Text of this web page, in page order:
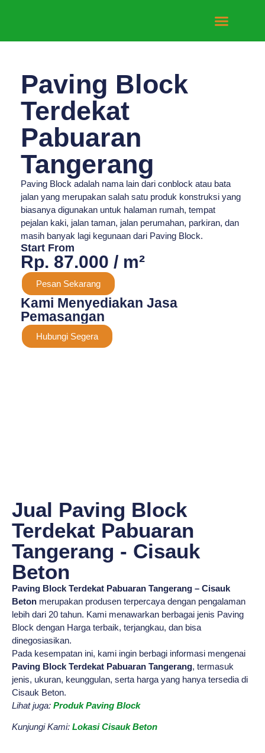
Paving Block
Terdekat
Pabuaran
Tangerang
Paving Block adalah nama lain dari conblock atau bata
jalan yang merupakan salah satu produk konstruksi yang
biasanya digunakan untuk halaman rumah, tempat
pejalan kaki, jalan taman, jalan perumahan, parkiran, dan
masih banyak lagi kegunaan dari Paving Block.
Start From
Rp. 87.000 / m²
Pesan Sekarang
Kami Menyediakan Jasa
Pemasangan
Hubungi Segera
Jual Paving Block
Terdekat Pabuaran
Tangerang - Cisauk
Beton
Paving Block Terdekat Pabuaran Tangerang – Cisauk
Beton merupakan produsen terpercaya dengan pengalaman
lebih dari 20 tahun. Kami menawarkan berbagai jenis Paving
Block dengan Harga terbaik, terjangkau, dan bisa
dinegosiasikan.
Pada kesempatan ini, kami ingin berbagi informasi mengenai
Paving Block Terdekat Pabuaran Tangerang, termasuk
jenis, ukuran, keunggulan, serta harga yang hanya tersedia di
Cisauk Beton.
Lihat juga: Produk Paving Block
Kunjungi Kami: Lokasi Cisauk Beton